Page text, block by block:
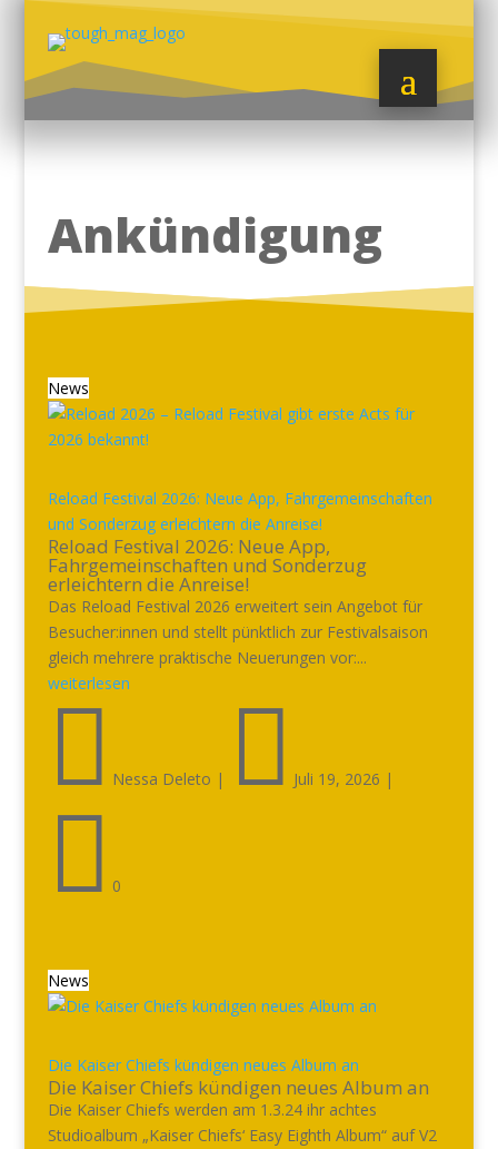
Ankündigung
News
Reload Festival 2026: Neue App, Fahrgemeinschaften
und Sonderzug erleichtern die Anreise!
Reload Festival 2026: Neue App,
Fahrgemeinschaften und Sonderzug
erleichtern die Anreise!
Das Reload Festival 2026 erweitert sein Angebot für
Besucher:innen und stellt pünktlich zur Festivalsaison
gleich mehrere praktische Neuerungen vor:...
weiterlesen
 Nessa Deleto |  Juli 19, 2026 |
 0
News
Die Kaiser Chiefs kündigen neues Album an
Die Kaiser Chiefs kündigen neues Album an
Die Kaiser Chiefs werden am 1.3.24 ihr achtes
Studioalbum „Kaiser Chiefs‘ Easy Eighth Album“ auf V2